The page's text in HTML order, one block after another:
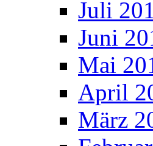
Juli
Juni
Mai
April
März